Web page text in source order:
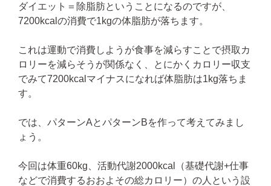
ダイエット＝除脂肪ということになるのですが、
7200kcalの消費で1kgの体脂肪が落ちます。
これは運動で消費しようが食事を減らすことで摂取カ
ロリーを減らそうが関係なく、とにかくカロリー収支
でみて7200kcalマイナスになれば体脂肪は1kg落ちま
す。
では、パターンAとパターンBを作って考えてみまし
ょう。
今回は体重60kg、活動代謝2000kcal（基礎代謝+仕事
などで消費するおおよその総カロリー）の人という設